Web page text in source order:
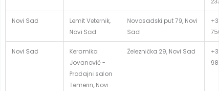
Novi Sad
Lemit Veternik,
Novi Sad
Novosadski put 79, Novi
Sad
Novi Sad
Keramika
Jovanović -
Prodajni salon
Temerin, Novi
Železnička 29, Novi Sad